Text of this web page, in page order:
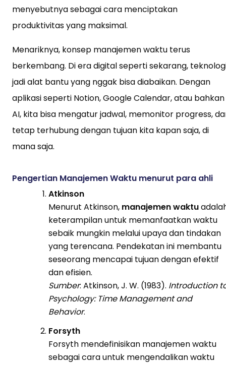
menyebutnya sebagai cara menciptakan
produktivitas yang maksimal.
Menariknya, konsep manajemen waktu terus
berkembang. Di era digital seperti sekarang,
jadi alat bantu yang nggak bisa diabaikan. Dengan
aplikasi seperti Notion, Google Calendar, atau bahkan
AI, kita bisa mengatur jadwal, memonitor progress,
tetap terhubung dengan tujuan kita kapan saja, di
mana saja.
Pengertian Manajemen Waktu menurut para ahli
Atkinson
Menurut Atkinson, manajemen waktu
keterampilan untuk memanfaatkan waktu
sebaik mungkin melalui upaya dan tindakan
yang terencana. Pendekatan ini membantu
seseorang mencapai tujuan dengan efektif
dan efisien.
Sumber: Atkinson, J. W. (1983). Introduction
Psychology: Time Management and
Behavior.
Forsyth
Forsyth mendefinisikan manajemen waktu
sebagai cara untuk mengendalikan waktu